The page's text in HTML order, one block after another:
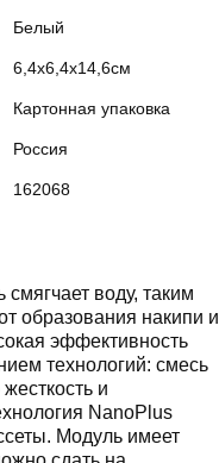
Белый
6,4х6,4х14,6см
Картонная упаковка
Россия
162068
воду, таким
образования накипи и
эффективность
технологий: смесь
и
NanoPlus
Модуль имеет